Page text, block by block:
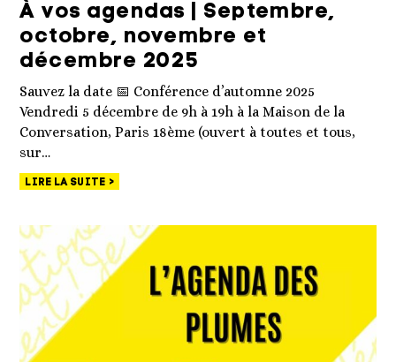
À vos agendas | Septembre,
octobre, novembre et
décembre 2025
Sauvez la date 📅 Conférence d’automne 2025
Vendredi 5 décembre de 9h à 19h à la Maison de la
Conversation, Paris 18ème (ouvert à toutes et tous,
sur…
LIRE LA SUITE